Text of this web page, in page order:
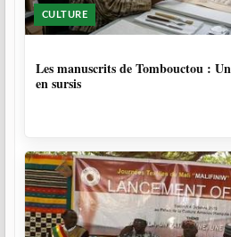
CULTURE
Les manuscrits de Tombouctou :
en sursis